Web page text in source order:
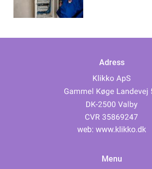
Adress
web: www.klikko.dk
Menu